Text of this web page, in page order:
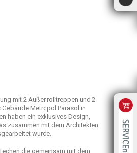
mit 2 Außenrolltreppen und 2
Metropol Parasol in
haben ein exklusives Design,
zusammen mit dem Architekten
wurde.
die gemeinsam mit dem